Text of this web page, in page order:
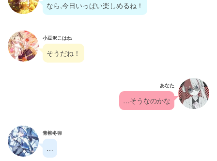
なら,今日いっぱい楽しめるね！
小豆沢こはね
そうだね！
あなた
…そうなのかな
青柳冬弥
…